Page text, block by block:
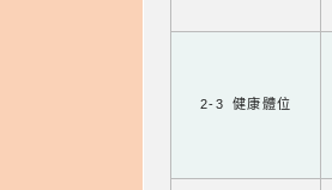
2-3 健康體位